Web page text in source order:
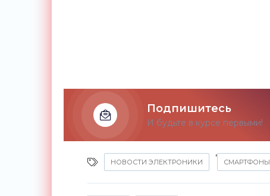
Подпишитесь
И будьте в курсе первыми!
НОВОСТИ ЭЛЕКТРОНИКИ
,
СМАРТФОНЫ